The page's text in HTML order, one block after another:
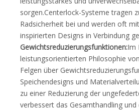
sorgen.Centerlock-Systeme tragen
Radsicherheit bei und werden oft
inspirierten Designs in Verbindung
Gewichtsreduzierungsfunktionen:Im
leistungsorientierten Philosophie
Felgen über
Speichendesigns und
zu einer Reduzierung der
verbessert das Gesamthandling